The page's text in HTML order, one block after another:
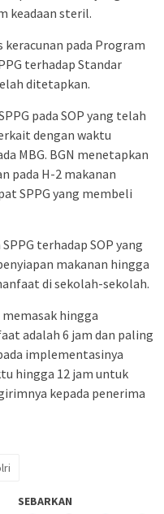
keadaan steril.
keracunan pada Program
terhadap Standar
ditetapkan.
pada SOP yang telah
dengan waktu
MBG. BGN menetapkan
pada H-2 makanan
SPPG yang membeli
terhadap SOP yang
makanan hingga
di sekolah-sekolah.
hingga
adalah 6 jam dan paling
implementasinya
hingga 12 jam untuk
kepada penerima
SEBARKAN